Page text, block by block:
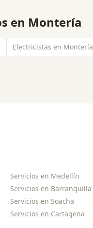
en Montería
Electricistas en Montería
Servicios en Medellín
Servicios en Barranquilla
Servicios en Soacha
Servicios en Cartagena